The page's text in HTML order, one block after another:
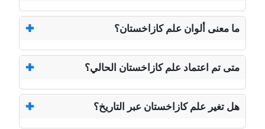
ما معنى ألوان علم كازاخستان؟
متى تم اعتماد علم كازاخستان الحالي؟
هل تغير علم كازاخستان عبر التاريخ؟